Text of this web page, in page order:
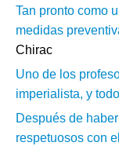
Tan pronto como
medidas
Chirac
Uno de los
imperialista, y
Después de
respetuosos con